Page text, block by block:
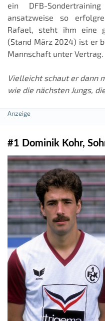
ein DFB-
ansatzweise so
Rafael, steht ihm eine
(Stand März 2024) ist er
Mannschaft unter Vertrag.
Vielleicht schaut er dann
wie die nächsten Jungs,
#1 Dominik Kohr,